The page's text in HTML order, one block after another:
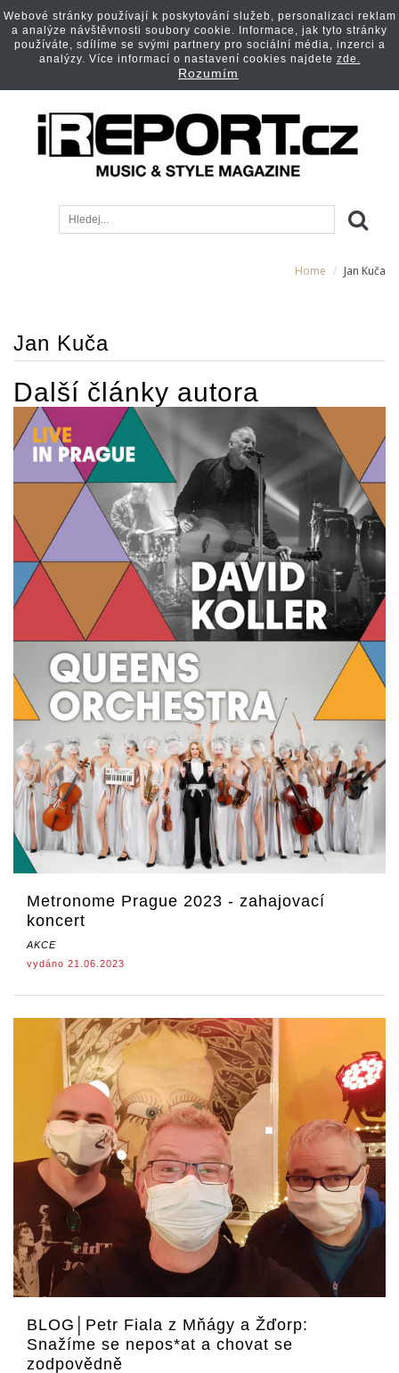
Home Jan Kuča
Jan Kuča
Další články autora
Metronome Prague 2023 - zahajovací
koncert
AKCE
vydáno 21.06.2023
BLOG│Petr Fiala z Mňágy a Žďorp:
Snažíme se nepos*at a chovat se
zodpovědně
Webové stránky používají k poskytování služeb, personalizaci reklam
a analýze návštěvnosti soubory cookie. Informace, jak tyto stránky
používáte, sdílíme se svými partnery pro sociální média, inzerci a
analýzy. Více informací o nastavení cookies najdete zde.
Rozumím